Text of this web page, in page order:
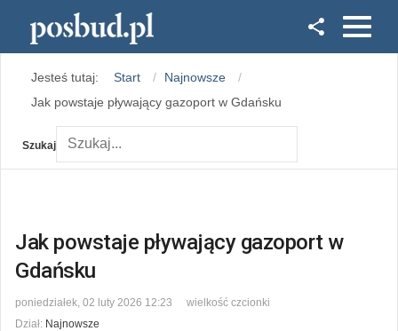
Instagram
Jesteś tutaj: Start
Najnowsze
Jak powstaje pływający gazoport w Gdańsku
Szukaj
Jak powstaje pływający gazoport w
Gdańsku
poniedziałek, 02 luty 2026 12:23
wielkość czcionki
Dział: Najnowsze